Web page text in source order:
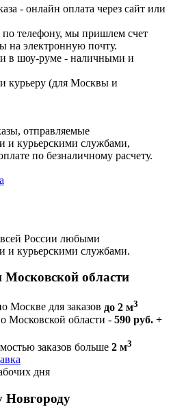
- онлайн оплата через сайт или
по телефону, мы пришлем счет
на электронную почту.
в шоу-руме - наличными и
курьеру (для Москвы и
отправляемые
и курьерскими службами,
по безналичному расчету.
России любыми
и курьерскими службами.
области
Москве для заказов до 2 м3
Московской области - 590 руб. +
заказов больше 2 м3
дня
Новгороду